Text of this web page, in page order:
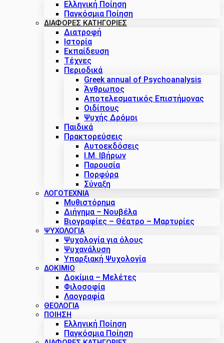
Ελληνική Ποίηση
Παγκόσμια Ποίηση
ΔΙΑΦΟΡΕΣ ΚΑΤΗΓΟΡΙΕΣ
Διατροφή
Ιστορία
Εκπαίδευση
Τέχνες
Περιοδικά
Greek annual of Psychoanalysis
Άνθρωπος
Αποτελεσματικός Επιστήμονας
Οιδίπους
Ψυχής Δρόμοι
Παιδικά
Πρακτoρεύσεις
Αυτοεκδόσεις
Ι.Μ. Ιβήρων
Παρουσία
Πορφύρα
Σύναξη
ΛΟΓΟΤΕΧΝΙΑ
Μυθιστόρημα
Διήγημα – Νουβέλα
Βιογραφίες – Θέατρο – Μαρτυρίες
ΨΥΧΟΛΟΓΙΑ
Ψυχολογία για όλους
Ψυχανάλυση
Υπαρξιακή Ψυχολογία
ΔΟΚΙΜΙΟ
Δοκίμια – Μελέτες
Φιλοσοφία
Λαογραφία
ΘΕΟΛΟΓΙΑ
ΠΟΙΗΣΗ
Ελληνική Ποίηση
Παγκόσμια Ποίηση